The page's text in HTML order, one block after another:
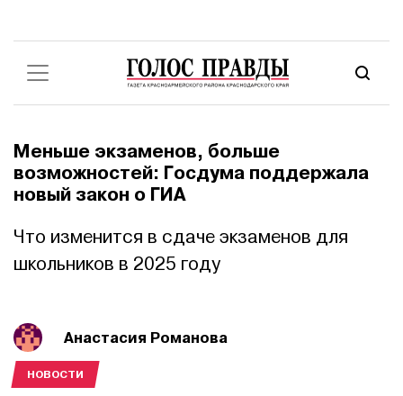
Меньше экзаменов, больше
возможностей: Госдума поддержала
новый закон о ГИА
Что изменится в сдаче экзаменов для
школьников в 2025 году
Анастасия Романова
НОВОСТИ